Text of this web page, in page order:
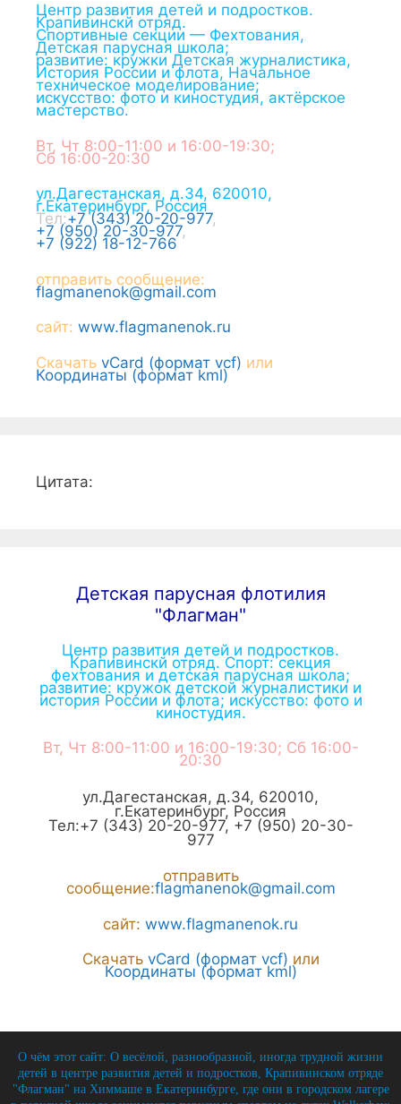
Центр развития детей и подростков.
Крапивинскй отряд.
Спортивные секции — Фехтования,
Детская парусная школа;
развитие: кружки Детская журналистика,
История России и флота, Начальное
техническое моделирование;
искусство: фото и киностудия, актёрское
мастерство.
Вт, Чт 8:00-11:00 и 16:00-19:30;
Сб 16:00-20:30
ул.Дагестанская, д.34, 620010,
г.Екатеринбург, Россия
Тел:+7 (343) 20-20-977,
+7 (950) 20-30-977,
+7 (922) 18-12-766
отправить сообщение:
flagmanenok@gmail.com
сайт: www.flagmanenok.ru
Скачать vCard (формат vcf) или
Координаты (формат kml)
Цитата:
Детская парусная флотилия
"Флагман"
Центр развития детей и подростков.
Крапивинскй отряд. Спорт: секция
фехтования и детская парусная школа;
развитие: кружок детской журналистики и
история России и флота; искусство: фото и
киностудия.
Вт, Чт 8:00-11:00 и 16:00-19:30; Сб 16:00-
20:30
ул.Дагестанская, д.34, 620010,
г.Екатеринбург, Россия
Тел:+7 (343) 20-20-977, +7 (950) 20-30-
977
отправить
сообщение:flagmanenok@gmail.com
сайт: www.flagmanenok.ru
Скачать vCard (формат vcf) или
Координаты (формат kml)
О чём этот сайт: О весёлой, разнообразной, иногда трудной жизни
детей в центре развития детей и подростков, Крапивинском отряде
"Флагман" на Химмаше в Екатеринбурге, где они в городском лагере